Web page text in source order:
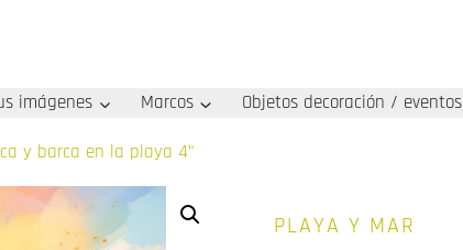
imágenes Marcos Objetos decoración / eventos
y barca en la playa 4”
PLAYA Y MAR